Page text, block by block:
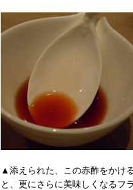
▲添えられた、この赤酢をかけ
と、更にさらに美味しくなるフラ